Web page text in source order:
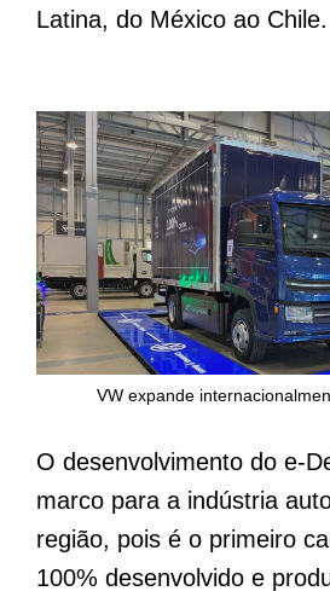
Latina, do México ao Chile.
VW expande
O desenvolvimento do e-
marco para a indústria
região, pois é o primeiro
100% desenvolvido e